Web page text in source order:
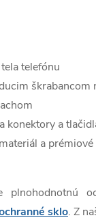
telefónu
škrabancom
konektory a
a
plnohodnotnú
sklo. Z